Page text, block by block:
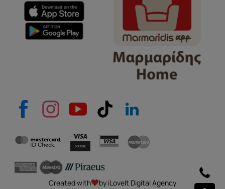
Created with by iLoveIt Digital Agency